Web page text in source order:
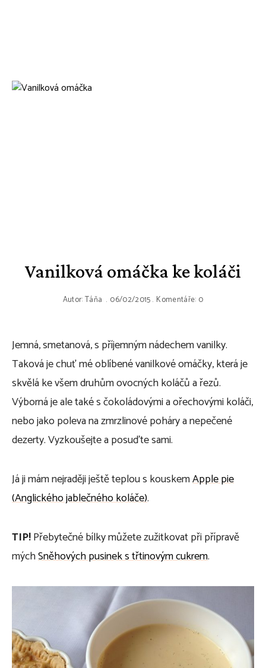
Vanilková omáčka ke koláči
Autor:Táňa 06/02/2015 Komentáře: 0
Jemná, smetanová, s příjemným nádechem vanilky.
Taková je chuť mé oblíbené vanilkové omáčky, která je
skvělá ke všem druhům ovocných koláčů a řezů.
Výborná je ale také s čokoládovými a ořechovými koláči,
nebo jako poleva na zmrzlinové poháry a nepečené
dezerty. Vyzkoušejte a posuďte sami.
Já ji mám nejraději ještě teplou s kouskemApple pie
(Anglického jablečného koláče).
TIP!Přebytečné bílky můžete zužitkovat při přípravě
mýchSněhových pusinek s třtinovým cukrem.